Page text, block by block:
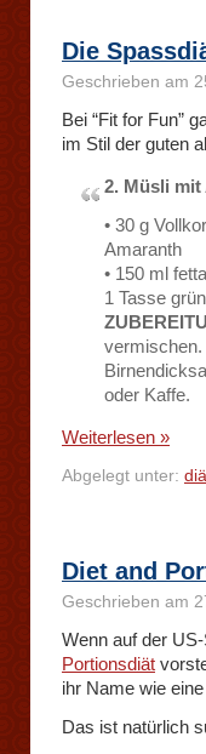
Die
Geschrieben am
Bei “Fit for Fun”
im Stil der guten
2. Müsli mit
• 30 g
Amaranth
• 150 ml
1 Tasse
oder Kaffe.
Weiterlesen »
Abgelegt unter:
Diet and
Geschrieben am
Wenn auf der
Portionsdiät
ihr Name wie
Das ist natürlich